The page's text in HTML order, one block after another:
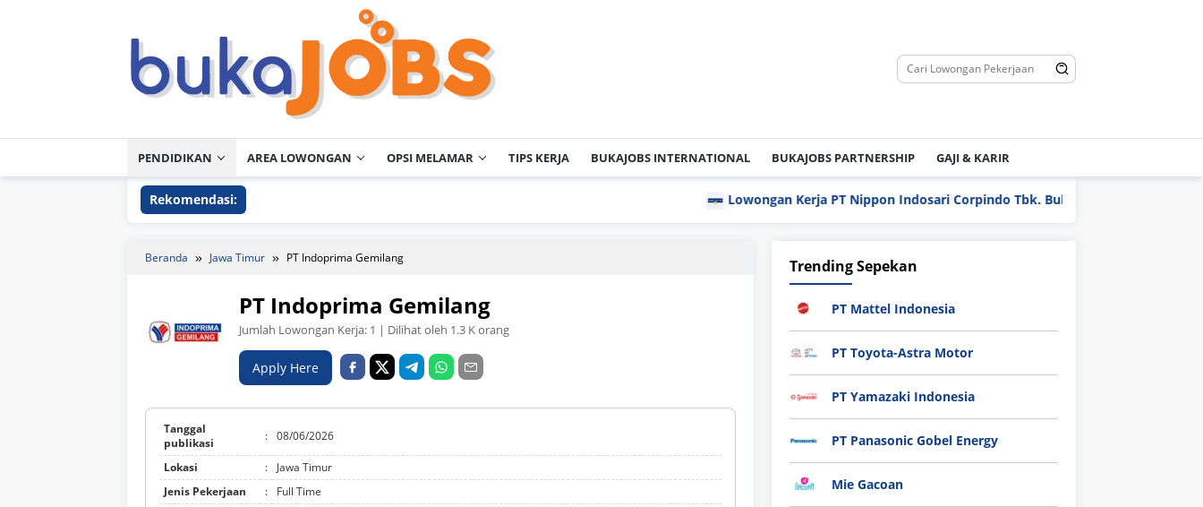
PENDIDIKAN AREA LOWONGAN OPSI MELAMAR TIPS KERJA BUKAJOBS INTERNATIONAL BUKAJOBS PARTNERSHIP GAJI & KARIR
Rekomendasi: Lowongan Kerja PT Nippon Indosari Corpindo Tbk. Bulan Agustus 2026
Beranda Jawa Timur PT Indoprima Gemilang
PT Indoprima Gemilang
Jumlah Lowongan Kerja: 1 | Dilihat oleh 1.3 K orang
Apply Here
Tanggal
publikasi
: 08/06/2026
Lokasi :
Jawa Timur
Jenis Pekerjaan
:
Full Time
Trending Sepekan
PT Mattel Indonesia
PT Toyota-Astra Motor
PT Yamazaki Indonesia
PT Panasonic Gobel Energy
Mie Gacoan